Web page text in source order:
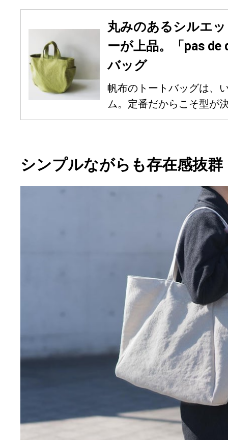
丸みのあるシルエ
ーが上品。「pas de
バッグ
帆布のトートバッグは、
ム。定番だからこそ型が
シンプルながらも存在感抜群